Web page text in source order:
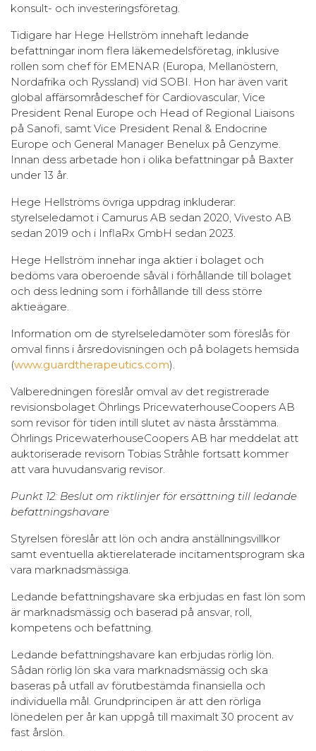
konsult- och investeringsföretag.
Tidigare har Hege Hellström innehaft ledande
befattningar inom flera läkemedelsföretag, inklusive
rollen som chef för EMENAR (Europa, Mellanöstern,
Nordafrika och Ryssland) vid SOBI. Hon har även varit
global affärsområdeschef för Cardiovascular, Vice
President Renal Europe och Head of Regional Liaisons
på Sanofi, samt Vice President Renal & Endocrine
Europe och General Manager Benelux på Genzyme.
Innan dess arbetade hon i olika befattningar på Baxter
under 13 år.
Hege Hellströms övriga uppdrag inkluderar:
styrelseledamot i Camurus AB sedan 2020, Vivesto AB
sedan 2019 och i InflaRx GmbH sedan 2023.
Hege Hellström innehar inga aktier i bolaget och
bedöms vara oberoende såväl i förhållande till bolaget
och dess ledning som i förhållande till dess större
aktieägare.
Information om de styrelseledamöter som föreslås för
omval finns i årsredovisningen och på bolagets hemsida
(www.guardtherapeutics.com).
Valberedningen föreslår omval av det registrerade
revisionsbolaget Öhrlings PricewaterhouseCoopers AB
som revisor för tiden intill slutet av nästa årsstämma.
Öhrlings PricewaterhouseCoopers AB har meddelat att
auktoriserade revisorn Tobias Stråhle fortsatt kommer
att vara huvudansvarig revisor.
Punkt 12: Beslut om riktlinjer för ersättning till ledande
befattningshavare
Styrelsen föreslår att lön och andra anställningsvillkor
samt eventuella aktierelaterade incitamentsprogram ska
vara marknadsmässiga.
Ledande befattningshavare ska erbjudas en fast lön som
är marknadsmässig och baserad på ansvar, roll,
kompetens och befattning.
Ledande befattningshavare kan erbjudas rörlig lön.
Sådan rörlig lön ska vara marknadsmässig och ska
baseras på utfall av förutbestämda finansiella och
individuella mål. Grundprincipen är att den rörliga
lönedelen per år kan uppgå till maximalt 30 procent av
fast årslön.